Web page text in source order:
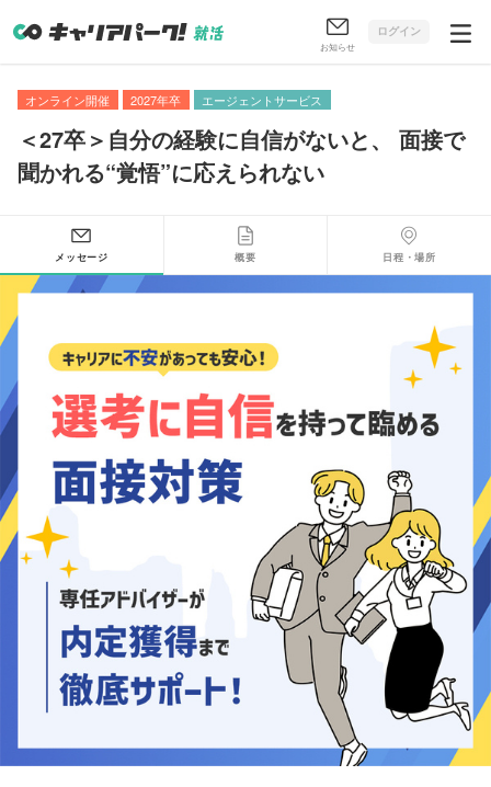
お知らせ
ログイン
オンライン開催 2027年卒 エージェントサービス
＜27卒＞自分の経験に自信がないと、
面接で
聞かれる“覚悟”に応えられない
メッセージ 概要 日程・場所